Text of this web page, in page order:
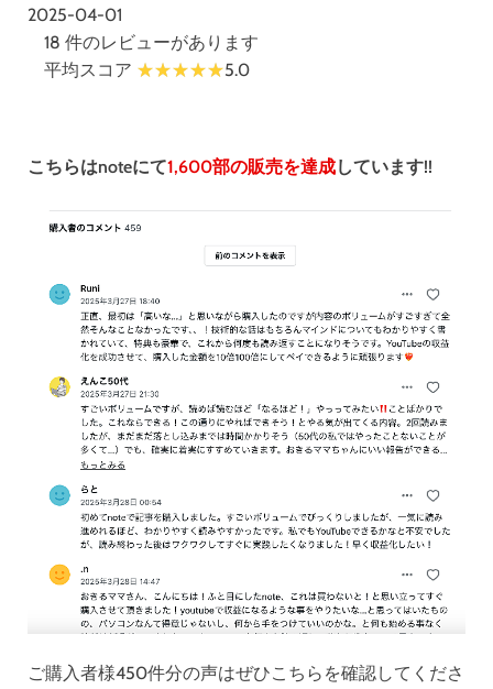
2025-04-01
18 件のレビューがあります
平均スコア
5.0
こちらはnoteにて1,600部の販売を達成しています!!
ご購入者様450件分の声はぜひこちらを確認してくださ